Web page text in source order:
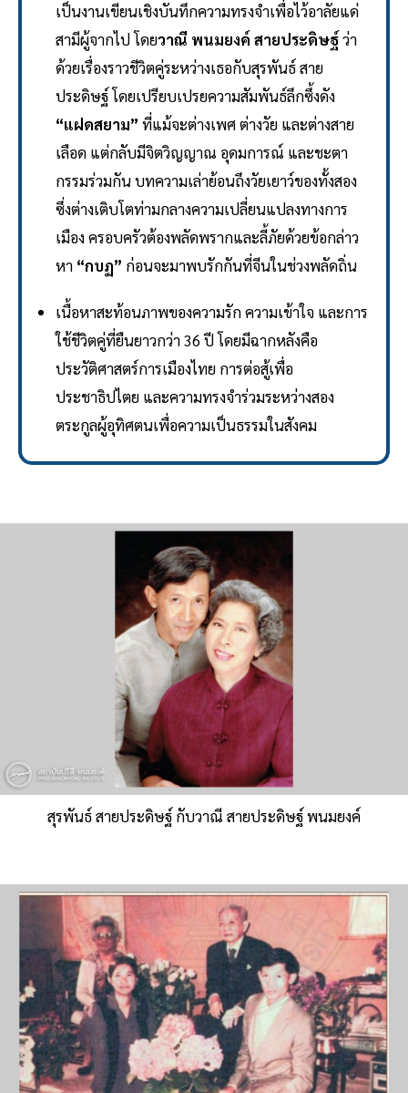
เป็นงานเขียนเชิงบันทึกความทรงจำเพื่อไว้อาลัยแด่
สามีผู้จากไป โดยวาณี พนมยงค์ สายประดิษฐ์ว่า
ด้วยเรื่องราวชีวิตคู่ระหว่างเธอกับสุรพันธ์ สาย
ประดิษฐ์ โดยเปรียบเปรยความสัมพันธ์ลึกซึ้งดัง
“แฝดสยาม” ที่แม้จะต่างเพศ ต่างวัย และต่างสาย
เลือด แต่กลับมีจิตวิญญาณ อุดมการณ์ และชะตา
กรรมร่วมกัน บทความเล่าย้อนถึงวัยเยาว์ของทั้งสอง
ซึ่งต่างเติบโตท่ามกลางความเปลี่ยนแปลงทางการ
เมือง ครอบครัวต้องพลัดพรากและลี้ภัยด้วยข้อกล่าว
หา “กบฏ” ก่อนจะมาพบรักกันที่จีนในช่วงพลัดถิ่น
เนื้อหาสะท้อนภาพของความรัก ความเข้าใจ และการ
ใช้ชีวิตคู่ที่ยืนยาวกว่า 36 ปี โดยมีฉากหลังคือ
ประวัติศาสตร์การเมืองไทย การต่อสู้เพื่อ
ประชาธิปไตย และความทรงจำร่วมระหว่างสอง
ตระกูลผู้อุทิศตนเพื่อความเป็นธรรมในสังคม
สุรพันธ์ สายประดิษฐ์ กับวาณี สายประดิษฐ์ พนมยงค์